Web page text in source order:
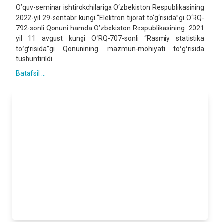
O’quv-seminar ishtirokchilariga O‘zbekiston Respublikasining
2022-yil 29-sentabr kungi “Elektron tijorat to‘g‘risida”gi O‘RQ-
792-sonli Qonuni hamda Oʼzbekiston Respublikasining 2021
yil 11 avgust kungi OʻRQ-707-sonli “Rasmiy statistika
toʻgʻrisida”gi Qonunining mazmun-mohiyati toʻgʻrisida
tushuntirildi.
Batafsil ...